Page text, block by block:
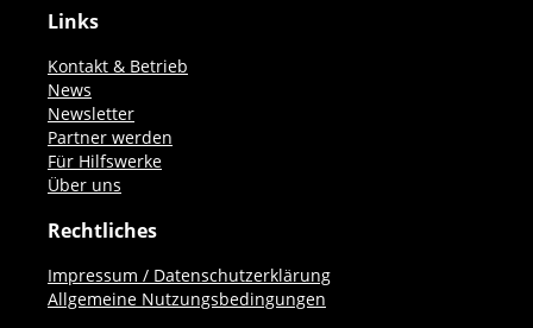
Links
Kontakt & Betrieb
News
Newsletter
Partner werden
Für Hilfswerke
Über uns
Rechtliches
Impressum / Datenschutzerklärung
Allgemeine Nutzungsbedingungen